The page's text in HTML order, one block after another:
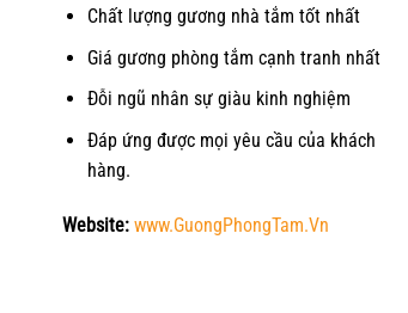
Chất lượng gương nhà tắm tốt nhất
Giá gương phòng tắm cạnh tranh nhất
Đỗi ngũ nhân sự giàu kinh nghiệm
Đáp ứng được mọi yêu cầu của khách
hàng.
Website: www.GuongPhongTam.Vn